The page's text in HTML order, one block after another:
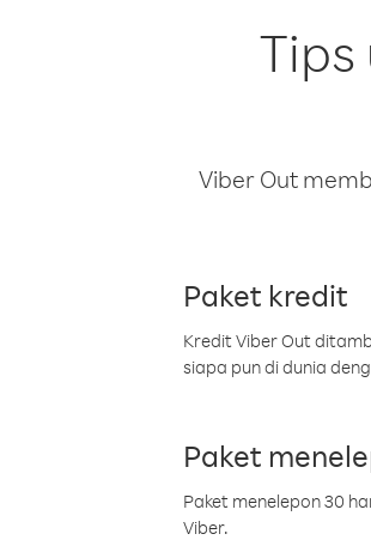
Viber Out
Paket kredit
Kredit Viber Out
siapa pun di dunia
Paket
Paket menelepon 30
Viber.